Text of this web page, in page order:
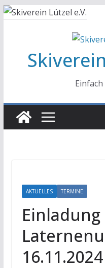
AKTUELLES TERMINE
Einladung
16.11.2024